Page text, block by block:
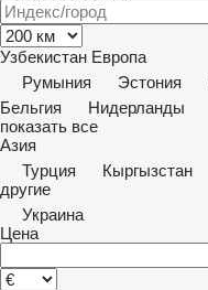
Узбекистан Европа
Румыния
Эстония
Бельгия
Нидерланды
показать все
Азия
Турция
Кыргызстан
другие
Украина
Цена